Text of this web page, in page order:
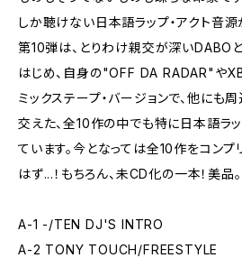
しか聴けない日本語ラップ・アクト音
第10弾は、とりわけ親交が深いDABO
はじめ、自身の"OFF DA RADAR"や
ミックステープ・バージョンで、他にも
交えた、全10作の中でも特に日本語ラ
ています。今となっては全10作をコン
はず...！もちろん、未CD化の一本！美品。
A-1 -/TEN DJ'S INTRO
A-2 TONY TOUCH/FREESTYLE